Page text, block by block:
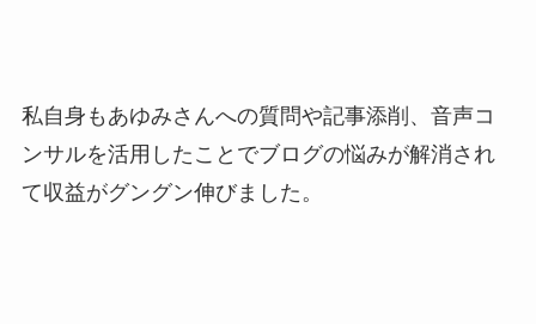
私自身もあゆみさんへの質問や記事添削、音声コ
ンサルを活用したことでブログの悩みが解消され
て収益がグングン伸びました。